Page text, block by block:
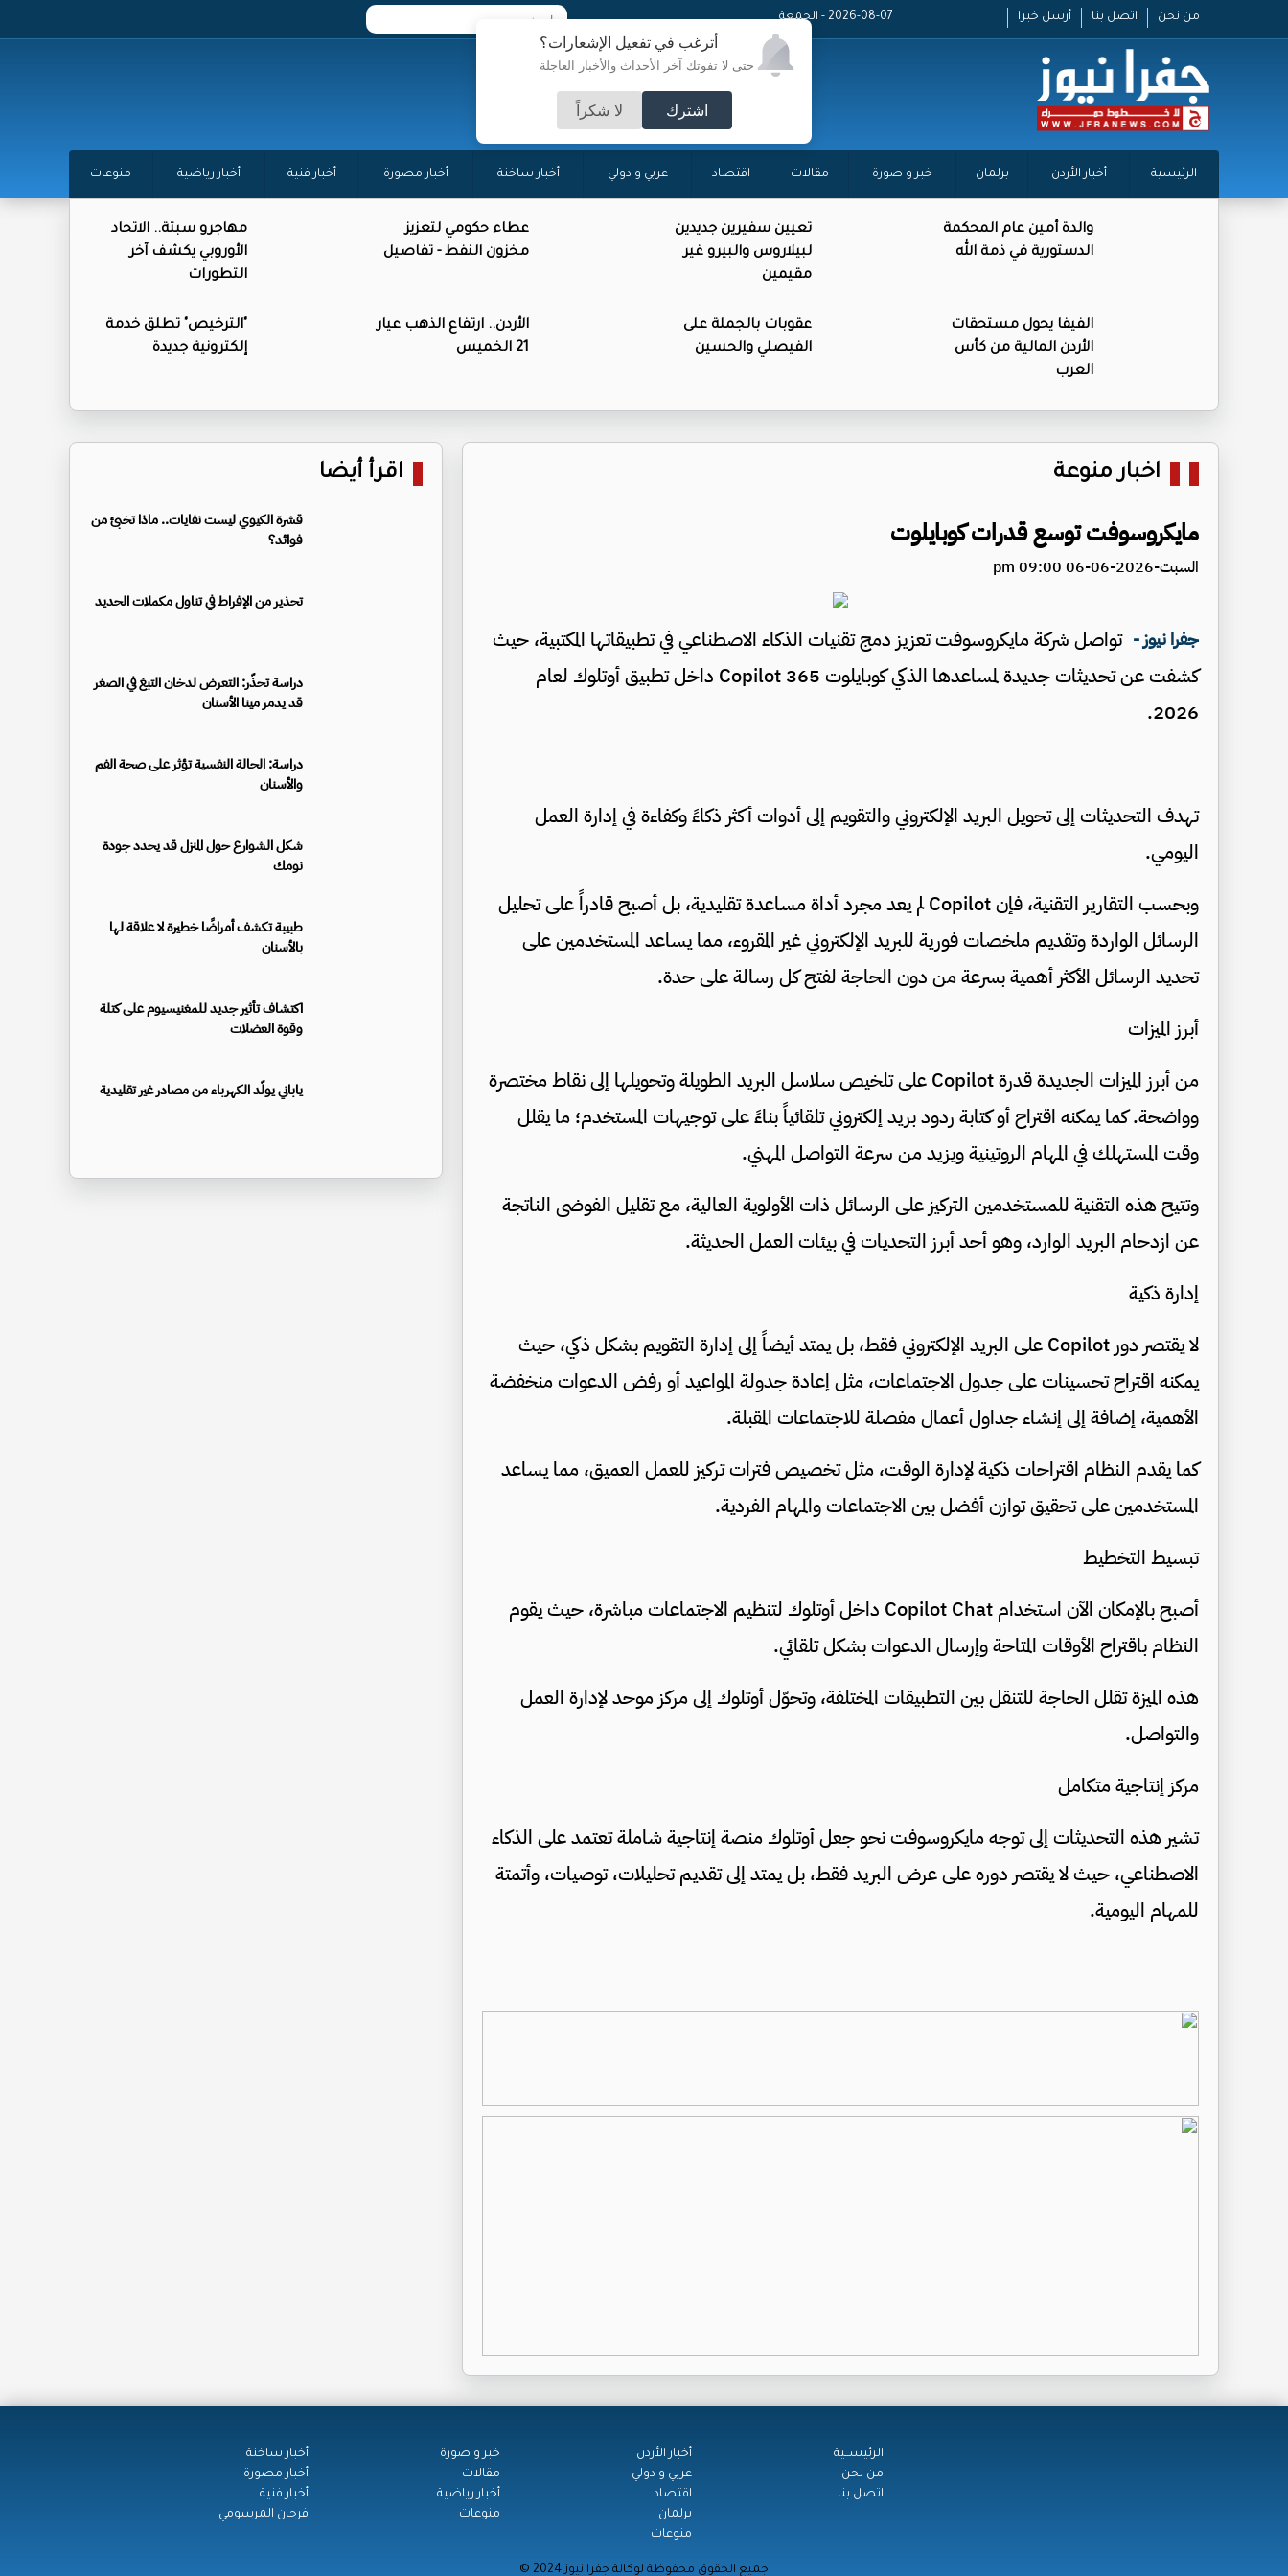
أترغب في تفعيل الإشعارات؟
حتى لا تفوتك آخر الأحداث والأخبار العاجلة
اشترك لا شكراً
من نحن اتصل بنا أرسل خبرا 2026-08-07 - الجمعة
الرئيسية أخبار الأردن برلمان خبر و صورة مقالات اقتصاد عربي و دولي أخبار ساخنة أخبار مصورة أخبار فنية أخبار رياضية منوعات
والدة أمين عام المحكمة
الدستورية في ذمة الله
تعيين سفيرين جديدين
لبيلاروس والبيرو غير
مقيمين
عطاء حكومي لتعزيز
مخزون النفط - تفاصيل
مهاجرو سبتة.. الاتحاد
الأوروبي يكشف آخر
التطورات
الفيفا يحول مستحقات
الأردن المالية من كأس
العرب
عقوبات بالجملة على
الفيصلي والحسين
الأردن.. ارتفاع الذهب عيار
21 الخميس
"الترخيص" تطلق خدمة
إلكترونية جديدة
اخبار منوعة
مايكروسوفت توسع قدرات كوبايلوت
السبت-2026-06-06 09:00 pm
جفرا نيوز - تواصل شركة مايكروسوفت تعزيز دمج تقنيات الذكاء الاصطناعي في تطبيقاتها المكتبية، حيث
كشفت عن تحديثات جديدة لمساعدها الذكي كوبايلوت 365 Copilot داخل تطبيق أوتلوك لعام
2026.
تهدف التحديثات إلى تحويل البريد الإلكتروني والتقويم إلى أدوات أكثر ذكاءً وكفاءة في إدارة العمل
اليومي.
وبحسب التقارير التقنية، فإن Copilot لم يعد مجرد أداة مساعدة تقليدية، بل أصبح قادراً على تحليل
الرسائل الواردة وتقديم ملخصات فورية للبريد الإلكتروني غير المقروء، مما يساعد المستخدمين على
تحديد الرسائل الأكثر أهمية بسرعة من دون الحاجة لفتح كل رسالة على حدة.
أبرز الميزات
من أبرز الميزات الجديدة قدرة Copilot على تلخيص سلاسل البريد الطويلة وتحويلها إلى نقاط مختصرة
وواضحة. كما يمكنه اقتراح أو كتابة ردود بريد إلكتروني تلقائياً بناءً على توجيهات المستخدم؛ ما يقلل
وقت المستهلك في المهام الروتينية ويزيد من سرعة التواصل المهني.
وتتيح هذه التقنية للمستخدمين التركيز على الرسائل ذات الأولوية العالية، مع تقليل الفوضى الناتجة
عن ازدحام البريد الوارد، وهو أحد أبرز التحديات في بيئات العمل الحديثة.
إدارة ذكية
لا يقتصر دور Copilot على البريد الإلكتروني فقط، بل يمتد أيضاً إلى إدارة التقويم بشكل ذكي، حيث
يمكنه اقتراح تحسينات على جدول الاجتماعات، مثل إعادة جدولة المواعيد أو رفض الدعوات منخفضة
الأهمية، إضافة إلى إنشاء جداول أعمال مفصلة للاجتماعات المقبلة.
كما يقدم النظام اقتراحات ذكية لإدارة الوقت، مثل تخصيص فترات تركيز للعمل العميق، مما يساعد
المستخدمين على تحقيق توازن أفضل بين الاجتماعات والمهام الفردية.
تبسيط التخطيط
أصبح بالإمكان الآن استخدام Copilot Chat داخل أوتلوك لتنظيم الاجتماعات مباشرة، حيث يقوم
النظام باقتراح الأوقات المتاحة وإرسال الدعوات بشكل تلقائي.
هذه الميزة تقلل الحاجة للتنقل بين التطبيقات المختلفة، وتحوّل أوتلوك إلى مركز موحد لإدارة العمل
والتواصل.
مركز إنتاجية متكامل
تشير هذه التحديثات إلى توجه مايكروسوفت نحو جعل أوتلوك منصة إنتاجية شاملة تعتمد على الذكاء
الاصطناعي، حيث لا يقتصر دوره على عرض البريد فقط، بل يمتد إلى تقديم تحليلات، توصيات، وأتمتة
للمهام اليومية.
اقرأ أيضا
قشرة الكيوي ليست نفايات.. ماذا تخبئ من
فوائد؟
تحذير من الإفراط في تناول مكملات الحديد
دراسة تحذّر: التعرض لدخان التبغ في الصغر
قد يدمر مينا الأسنان
دراسة: الحالة النفسية تؤثر على صحة الفم
والأسنان
شكل الشوارع حول المنزل قد يحدد جودة
نومك
طبيبة تكشف أمراضًا خطيرة لا علاقة لها
بالأسنان
اكتشاف تأثير جديد للمغنيسيوم على كتلة
وقوة العضلات
ياباني يولّد الكهرباء من مصادر غير تقليدية
الرئيســية
من نحن
اتصل بنا
أخبار الأردن
عربي و دولي
اقتصاد
برلمان
منوعات
خبر و صورة
مقالات
أخبار رياضية
منوعات
أخبار ساخنة
أخبار مصورة
أخبار فنية
فرحان المرسومي
© جميع الحقوق محفوظة لوكالة جفرا نيوز 2024